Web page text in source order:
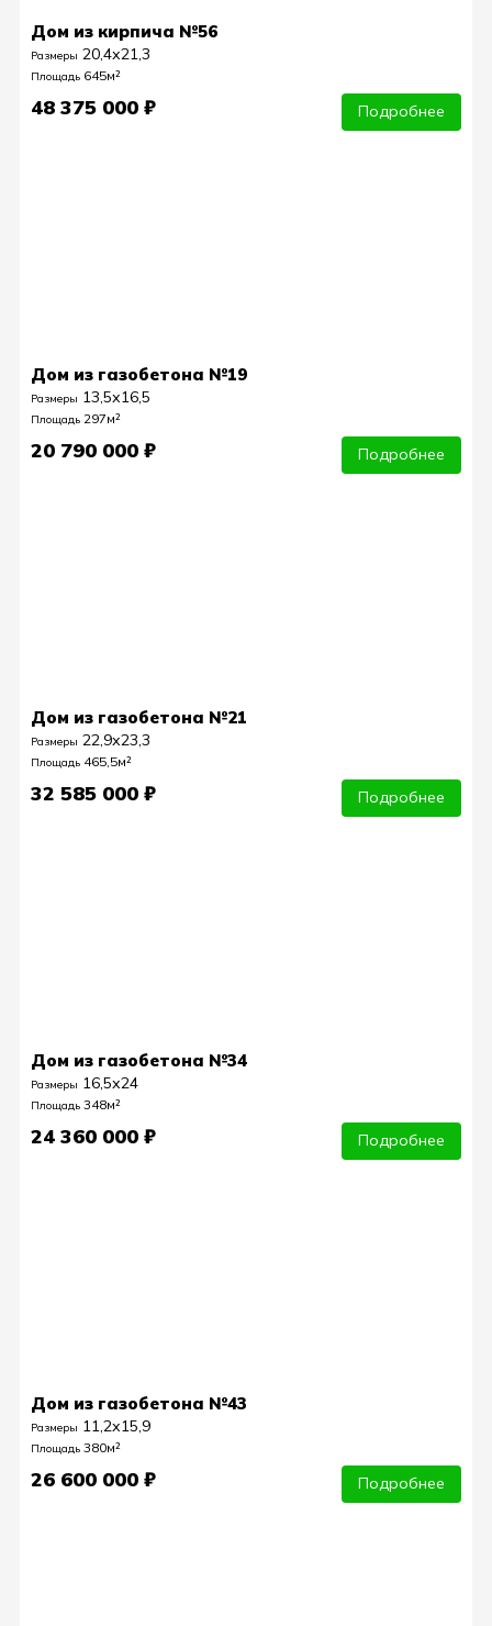
Дом из кирпича №56
Размеры 20,4х21,3
Площадь 645м²
48 375 000 ₽ Подробнее
Дом из газобетона №19
Размеры 13,5х16,5
Площадь 297м²
20 790 000 ₽ Подробнее
Дом из газобетона №21
Размеры 22,9х23,3
Площадь 465,5м²
32 585 000 ₽ Подробнее
Дом из газобетона №34
Размеры 16,5х24
Площадь 348м²
24 360 000 ₽ Подробнее
Дом из газобетона №43
Размеры 11,2х15,9
Площадь 380м²
26 600 000 ₽ Подробнее